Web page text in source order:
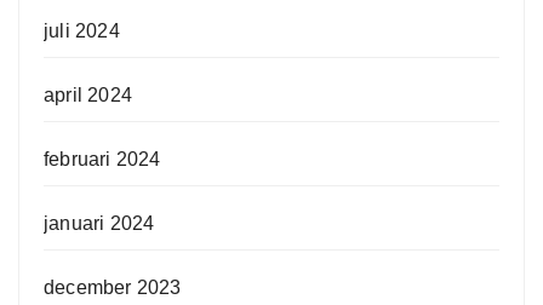
juli 2024
april 2024
februari 2024
januari 2024
december 2023